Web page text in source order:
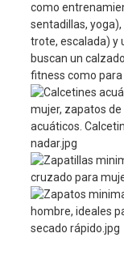
como
sentadillas,
trote, escalada) y
buscan un
fitness como para